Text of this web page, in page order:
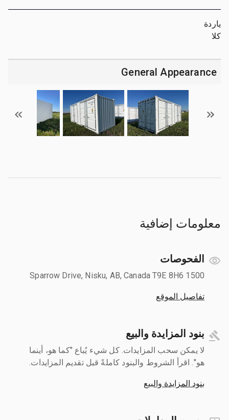
ياردة
كلا
General Appearance
معلومات إضافية
الفحوصات
1500 Sparrow Drive, Nisku, AB, Canada T9E 8H6
تفاصيل الموقع
بنود المزايدة والبيع
لا يمكن سحب المزايدات. كل شيء يُباع "كما هو، أينما
هو". اقرأ الشروط والبنود كاملةً قبل تقديم المزايدات.
بنود المزايدة والبيع